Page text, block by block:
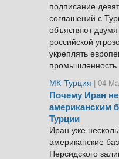
подписание
соглашений с
объясняют
российской
укреплять
МК-Турция
| 04
Почему Иран
американским
Турции
Иран уже
американские
Персидского